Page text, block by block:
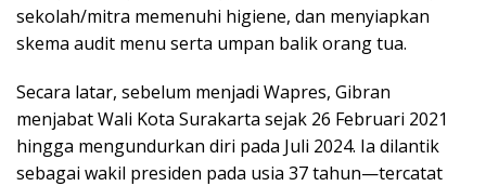
sekolah/mitra memenuhi higiene, dan menyiapkan
skema audit menu serta umpan balik orang tua.
Secara latar, sebelum menjadi Wapres, Gibran
menjabat Wali Kota Surakarta sejak 26 Februari 2021
hingga mengundurkan diri pada Juli 2024. Ia dilantik
sebagai wakil presiden pada usia 37 tahun—tercatat